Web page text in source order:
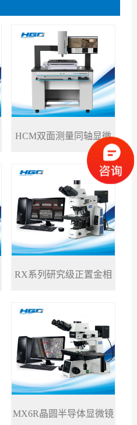
HCM双面测量同轴显微
RX系列研究级正置金相
显微镜
MX6R晶圆半导体显微镜